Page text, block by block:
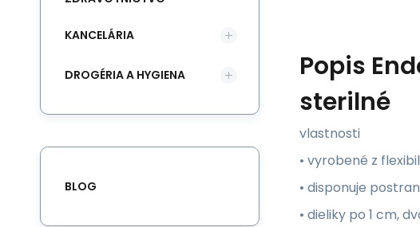
Popis
sterilné
vlastnosti
• vyrobené z
• disponuje
• dieliky po 1 cm,
KANCELÁRIA
DROGÉRIA A HYGIENA
BLOG